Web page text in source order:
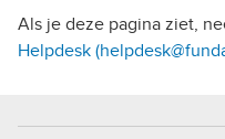
Als je deze pagina ziet,
Helpdesk